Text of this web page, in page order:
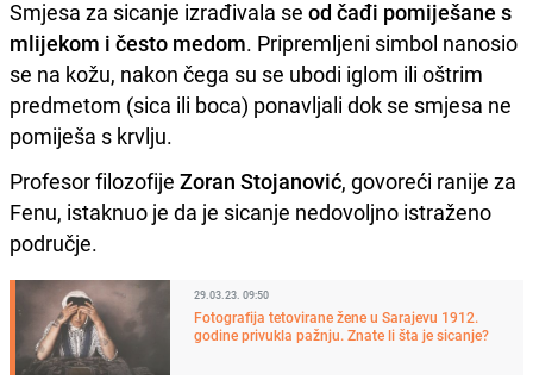
Smjesa za sicanje izrađivala se od čađi pomiješane s
mlijekom i često medom. Pripremljeni simbol nanosio
se na kožu, nakon čega su se ubodi iglom ili oštrim
predmetom (sica ili boca) ponavljali dok se smjesa ne
pomiješa s krvlju.
Profesor filozofije Zoran Stojanović, govoreći ranije za
Fenu, istaknuo je da je sicanje nedovoljno istraženo
područje.
29.03.23. 09:50
Fotografija tetovirane žene u Sarajevu 1912.
godine privukla pažnju. Znate li šta je sicanje?